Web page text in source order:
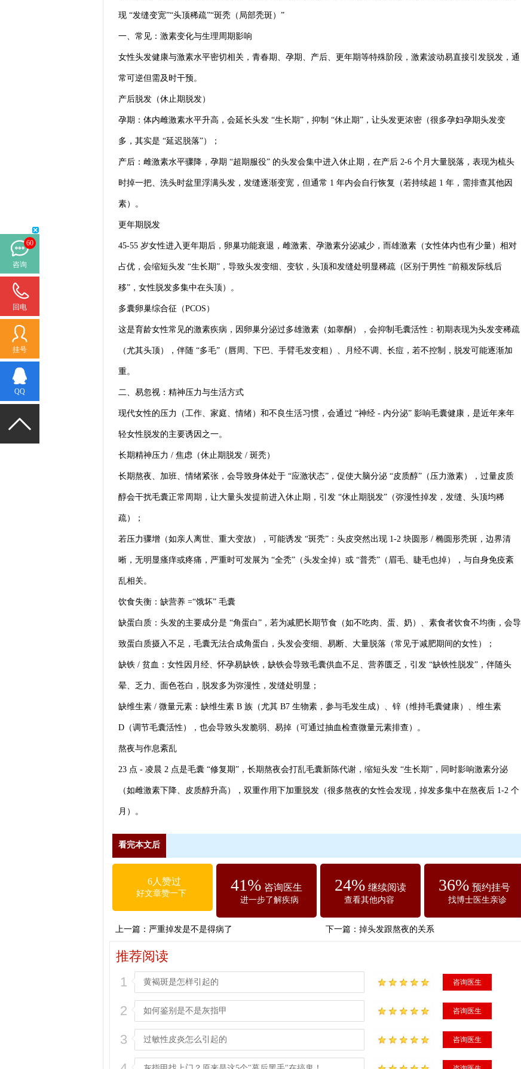
现 “发缝变宽”“头顶稀疏”“斑秃（局部秃斑）”
一、常见：激素变化与生理周期影响
女性头发健康与激素水平密切相关，青春期、孕期、产后、更年期等特殊阶段，激素波动易直接引发脱发，通
常可逆但需及时干预。
产后脱发（休止期脱发）
孕期：体内雌激素水平升高，会延长头发 “生长期”，抑制 “休止期”，让头发更浓密（很多孕妇孕期头发变
多，其实是 “延迟脱落”）；
产后：雌激素水平骤降，孕期 “超期服役” 的头发会集中进入休止期，在产后 2-6 个月大量脱落，表现为梳头
时掉一把、洗头时盆里浮满头发，发缝逐渐变宽，但通常 1 年内会自行恢复（若持续超 1 年，需排查其他因
素）。
更年期脱发
45-55 岁女性进入更年期后，卵巢功能衰退，雌激素、孕激素分泌减少，而雄激素（女性体内也有少量）相对
占优，会缩短头发 “生长期”，导致头发变细、变软，头顶和发缝处明显稀疏（区别于男性 “前额发际线后
移”，女性脱发多集中在头顶）。
多囊卵巢综合征（PCOS）
这是育龄女性常见的激素疾病，因卵巢分泌过多雄激素（如睾酮），会抑制毛囊活性：初期表现为头发变稀疏
（尤其头顶），伴随 “多毛”（唇周、下巴、手臂毛发变粗）、月经不调、长痘，若不控制，脱发可能逐渐加
重。
二、易忽视：精神压力与生活方式
现代女性的压力（工作、家庭、情绪）和不良生活习惯，会通过 “神经 - 内分泌” 影响毛囊健康，是近年来年
轻女性脱发的主要诱因之一。
长期精神压力 / 焦虑（休止期脱发 / 斑秃）
长期熬夜、加班、情绪紧张，会导致身体处于 “应激状态”，促使大脑分泌 “皮质醇”（压力激素），过量皮质
醇会干扰毛囊正常周期，让大量头发提前进入休止期，引发 “休止期脱发”（弥漫性掉发，发缝、头顶均稀
疏）；
若压力骤增（如亲人离世、重大变故），可能诱发 “斑秃”：头皮突然出现 1-2 块圆形 / 椭圆形秃斑，边界清
晰，无明显瘙痒或疼痛，严重时可发展为 “全秃”（头发全掉）或 “普秃”（眉毛、睫毛也掉），与自身免疫紊
乱相关。
饮食失衡：缺营养 =“饿坏” 毛囊
缺蛋白质：头发的主要成分是 “角蛋白”，若为减肥长期节食（如不吃肉、蛋、奶）、素食者饮食不均衡，会导
致蛋白质摄入不足，毛囊无法合成角蛋白，头发会变细、易断、大量脱落（常见于减肥期间的女性）；
缺铁 / 贫血：女性因月经、怀孕易缺铁，缺铁会导致毛囊供血不足、营养匮乏，引发 “缺铁性脱发”，伴随头
晕、乏力、面色苍白，脱发多为弥漫性，发缝处明显；
缺维生素 / 微量元素：缺维生素 B 族（尤其 B7 生物素，参与毛发生成）、锌（维持毛囊健康）、维生素
D（调节毛囊活性），也会导致头发脆弱、易掉（可通过抽血检查微量元素排查）。
熬夜与作息紊乱
23 点 - 凌晨 2 点是毛囊 “修复期”，长期熬夜会打乱毛囊新陈代谢，缩短头发 “生长期”，同时影响激素分泌
（如雌激素下降、皮质醇升高），双重作用下加重脱发（很多熬夜的女性会发现，掉发多集中在熬夜后 1-2 个
月）。
看完本文后
6人赞过
好文章赞一下 41% 咨询医生
进一步了解疾病
24% 继续阅读
查看其他内容
36% 预约挂号
找博士医生亲诊
上一篇： 严重掉发是不是得病了 下一篇： 掉头发跟熬夜的关系
推荐阅读
1
黄褐斑是怎样引起的 咨询医生
2 如何鉴别是不是灰指甲 咨询医生
3 过敏性皮炎怎么引起的 咨询医生
60
咨询
回电
挂号
QQ